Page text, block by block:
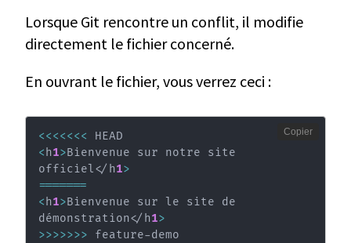
Lorsque Git rencontre un conflit, il modifie
directement le fichier concerné.
En ouvrant le fichier, vous verrez ceci :
<<<<<<<
< h1>Bienvenue sur notre site
officiel</h1>
=======
< h1>Bienvenue sur le site de
démonstration</h1>
>>>>>>> feature-demo
Copier